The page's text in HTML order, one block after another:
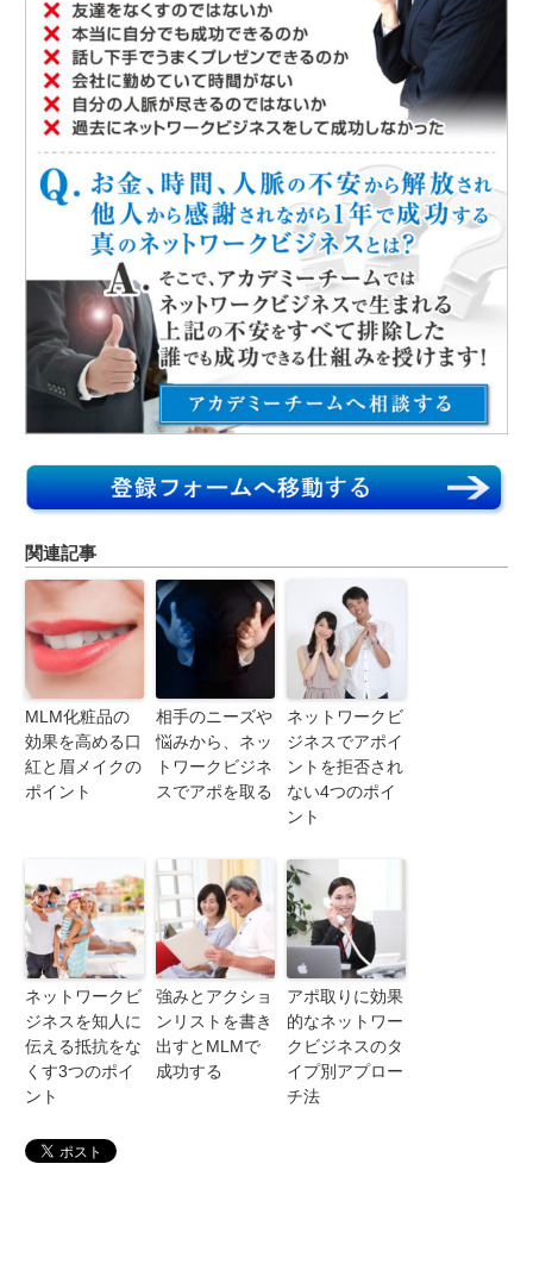
関連記事
MLM化粧品の
効果を高める口
紅と眉メイクの
ポイント
相手のニーズや
悩みから、ネッ
トワークビジネ
スでアポを取る
ネットワークビ
ジネスでアポイ
ントを拒否され
ない4つのポイ
ント
ネットワークビ
ジネスを知人に
伝える抵抗をな
くす3つのポイ
ント
強みとアクショ
ンリストを書き
出すとMLMで
成功する
アポ取りに効果
的なネットワー
クビジネスのタ
イプ別アプロー
チ法